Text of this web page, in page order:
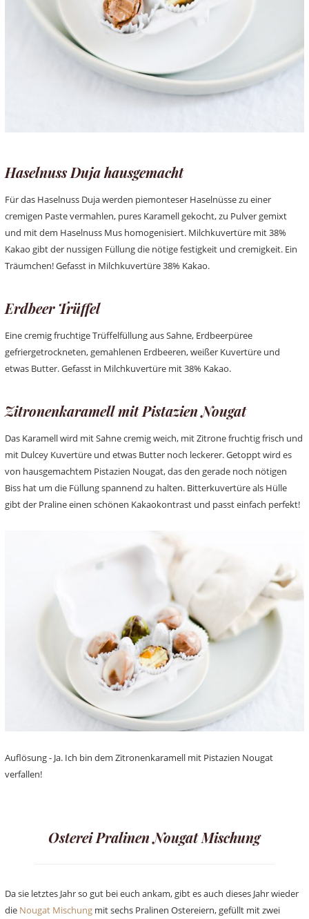
Haselnuss Duja hausgemacht
Für das Haselnuss Duja werden piemonteser Haselnüsse zu einer
cremigen Paste vermahlen, pures Karamell gekocht, zu Pulver gemixt
und mit dem Haselnuss Mus homogenisiert. Milchkuvertüre mit 38%
Kakao gibt der nussigen Füllung die nötige festigkeit und cremigkeit. Ein
Träumchen! Gefasst in Milchkuvertüre 38% Kakao.
Erdbeer Trüffel
Eine cremig fruchtige Trüffelfüllung aus Sahne, Erdbeerpüree
gefriergetrockneten, gemahlenen Erdbeeren, weißer Kuvertüre und
etwas Butter. Gefasst in Milchkuvertüre mit 38% Kakao.
Zitronenkaramell mit Pistazien Nougat
Das Karamell wird mit Sahne cremig weich, mit Zitrone fruchtig frisch und
mit Dulcey Kuvertüre und etwas Butter noch leckerer. Getoppt wird es
von hausgemachtem Pistazien Nougat, das den gerade noch nötigen
Biss hat um die Füllung spannend zu halten. Bitterkuvertüre als Hülle
gibt der Praline einen schönen Kakaokontrast und passt einfach perfekt!
Auflösung - Ja. Ich bin dem Zitronenkaramell mit Pistazien Nougat
verfallen!
Osterei Pralinen Nougat Mischung
Da sie letztes Jahr so gut bei euch ankam, gibt es auch dieses Jahr wieder
die Nougat Mischungmit sechs Pralinen Ostereiern, gefüllt mit zwei